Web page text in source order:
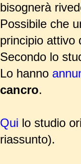
bisognerà
Possibile che
principio attivo
Secondo lo
Lo hanno
cancro.
Qui lo studio
riassunto).